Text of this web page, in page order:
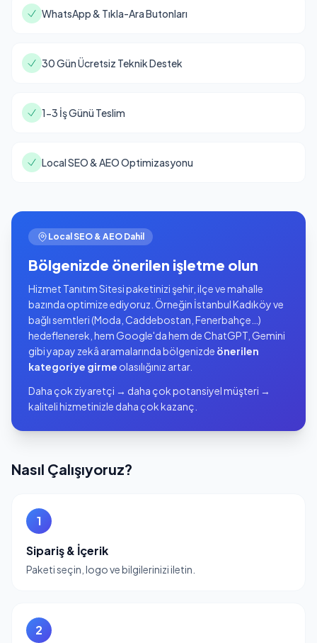
WhatsApp & Tıkla-Ara Butonları
30 Gün Ücretsiz Teknik Destek
1-3 İş Günü Teslim
Local SEO & AEO Optimizasyonu
Local SEO & AEO Dahil
Bölgenizde önerilen işletme olun
Hizmet Tanıtım Sitesi paketinizi şehir, ilçe ve mahalle
bazında optimize ediyoruz. Örneğin İstanbul Kadıköy ve
bağlı semtleri (Moda, Caddebostan, Fenerbahçe…)
hedeflenerek, hem Google'da hem de ChatGPT, Gemini
gibi yapay zekâ aramalarında bölgenizde önerilen
kategoriye girme olasılığınız artar.
Daha çok ziyaretçi → daha çok potansiyel müşteri →
kaliteli hizmetinizle daha çok kazanç.
Nasıl Çalışıyoruz?
1
Sipariş & İçerik
Paketi seçin, logo ve bilgilerinizi iletin.
2